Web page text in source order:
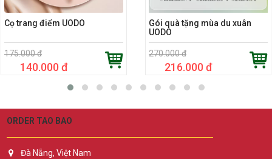
Cọ trang điểm UODO
175.000 đ
140.000 đ
Gói quà tặng mùa du xuân
UODO
270.000 đ
216.000 đ
ORDER TAO BAO
Đà Nẵng, Việt Nam